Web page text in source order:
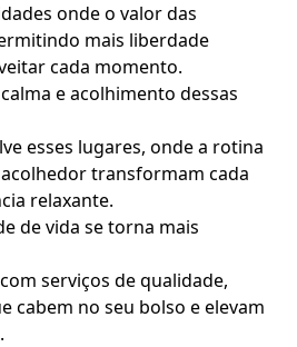
onde o valor das
mais liberdade
cada momento.
e acolhimento dessas
esses lugares, onde a rotina
transformam cada
relaxante.
de vida se torna mais
serviços de qualidade,
cabem no seu bolso e elevam